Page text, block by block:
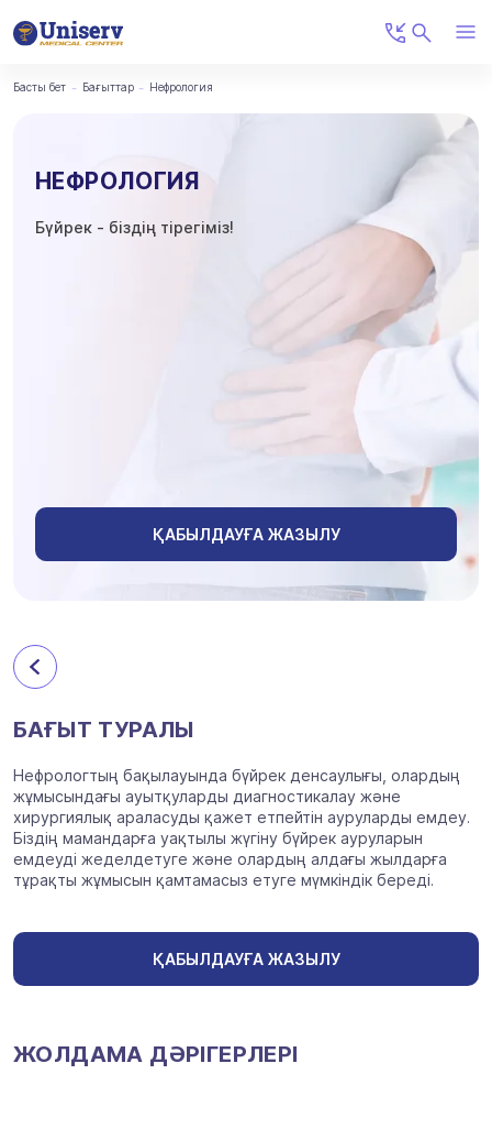
Басты бет Бағыттар Нефрология
НЕФРОЛОГИЯ
Бүйрек - біздің тірегіміз!
ҚАБЫЛДАУҒА ЖАЗЫЛУ
БАҒЫТ ТУРАЛЫ
Нефрологтың бақылауында бүйрек денсаулығы, олардың
жұмысындағы ауытқуларды диагностикалау және
хирургиялық араласуды қажет етпейтін ауруларды емдеу.
Біздің мамандарға уақтылы жүгіну бүйрек ауруларын
емдеуді жеделдетуге және олардың алдағы жылдарға
тұрақты жұмысын қамтамасыз етуге мүмкіндік береді.
ҚАБЫЛДАУҒА ЖАЗЫЛУ
ЖОЛДАМА ДӘРІГЕРЛЕРІ